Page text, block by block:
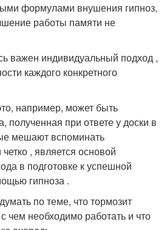
формулами внушения гипноз,
работы памяти не
важен индивидуальный подход ,
каждого конкретного
например, может быть
полученная при ответе у доски в
мешают вспоминать
, является основой
в подготовке к успешной
гипноза .
по теме, что тормозит
чем необходимо работать и что